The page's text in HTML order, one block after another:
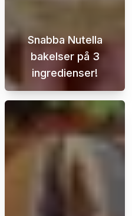
hallondessert i glas är
Snabba Nutella
bakelser på 3
ingredienser!
Denna lätta